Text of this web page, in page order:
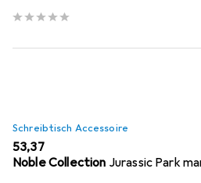
Schreibtisch Accessoire
EUR
53,37
Noble Collection Jurassic Park